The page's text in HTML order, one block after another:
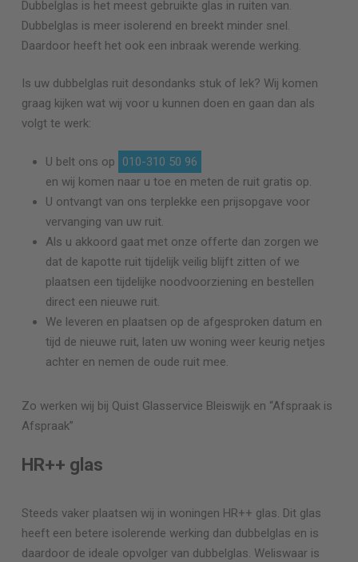
Dubbelglas is het meest gebruikte glas in ruiten van.
Dubbelglas is meer isolerend en breekt minder snel.
Daardoor heeft het ook een inbraak werende werking.
Is uw dubbelglas ruit desondanks stuk of lek? Wij komen
graag kijken wat wij voor u kunnen doen en gaan dan als
volgt te werk:
U belt ons op
010-310 50 96
en wij komen naar u toe en meten de ruit gratis op.
U ontvangt van ons terplekke een prijsopgave voor
vervanging van uw ruit.
Als u akkoord gaat met onze offerte dan zorgen we
dat de kapotte ruit tijdelijk veilig blijft zitten of we
plaatsen een tijdelijke noodvoorziening en bestellen
direct een nieuwe ruit.
We leveren en plaatsen op de afgesproken datum en
tijd de nieuwe ruit, laten uw woning weer keurig netjes
achter en nemen de oude ruit mee.
Zo werken wij bij Quist Glasservice Bleiswijken “Afspraak is
Afspraak”
HR++ glas
Steeds vaker plaatsen wij in woningen HR++ glas. Dit glas
heeft een betere isolerende werking dan dubbelglas en is
daardoor de ideale opvolger van dubbelglas. Weliswaar is